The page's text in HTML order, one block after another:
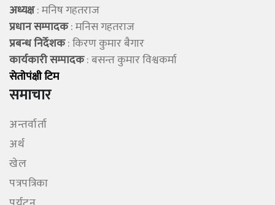
अध्यक्ष: मनिष गहतराज
प्रधान सम्पादक: मनिस गहतराज
प्रबन्ध निर्देशक: किरण कुमार बैगार
कार्यकारी सम्पादक: बसन्त कुमार विश्वकर्मा
सेताेपंक्षी टिम
समाचार
अन्तर्वार्ता
अर्थ
खेल
पत्रपत्रिका